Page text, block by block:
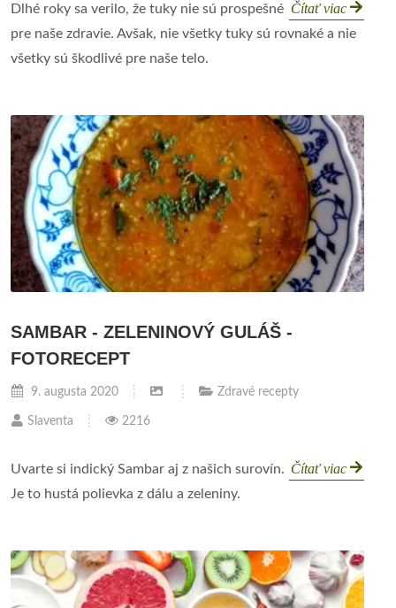
Čítať viac
Dlhé roky sa verilo, že tuky nie sú prospešné
pre naše zdravie. Avšak, nie všetky tuky sú rovnaké a nie
všetky sú škodlivé pre naše telo.
SAMBAR - ZELENINOVÝ GULÁŠ -
FOTORECEPT
9. augusta 2020 Zdravé recepty
Slaventa 2216
Čítať viac
Uvarte si indický Sambar aj z našich surovín.
Je to hustá polievka z dálu a zeleniny.